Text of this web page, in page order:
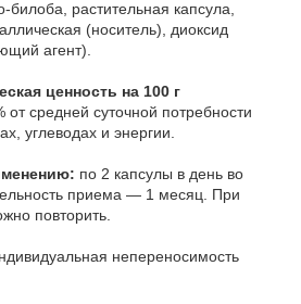
билоба, растительная капсула,
(носитель), диоксид
агент).
ценность на 100 г
от средней суточной потребности
углеводах и энергии.
по 2 капсулы в день во
приема — 1 месяц. При
повторить.
непереносимость